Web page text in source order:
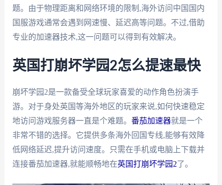
题。由于物理距离和网络环境的限制,海外访问中国国内
国服游戏通常会遇到网速慢、延迟高等问题。不过,借助
专业的加速器技术,这一问题可以得到有效解决。
英国打崩坏学园2怎么提速最快
崩坏学园2是一款备受全球玩家喜爱的动作角色扮演手
游。对于身处英国等海外地区的玩家来说,如何快速稳定
地访问游戏服务器一直是个难题。 番茄加速器就是一个
非常不错的选择。它提供多条海外回国专线,能够有效降
低网络延迟,提升访问速度。只需在手机或电脑上下载并
连接番茄加速器,就能顺畅地在英国打崩坏学园2了。